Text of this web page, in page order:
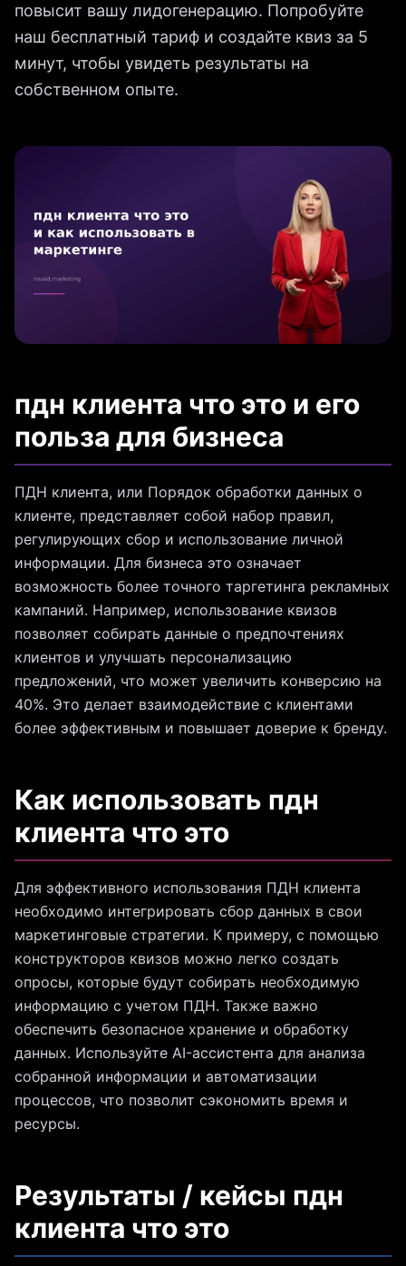
повысит вашу лидогенерацию. Попробуйте
наш бесплатный тариф и создайте квиз за 5
минут, чтобы увидеть результаты на
собственном опыте.
пдн клиента что это и его
польза для бизнеса
ПДН клиента, или Порядок обработки данных о
клиенте, представляет собой набор правил,
регулирующих сбор и использование личной
информации. Для бизнеса это означает
возможность более точного таргетинга рекламных
кампаний. Например, использование квизов
позволяет собирать данные о предпочтениях
клиентов и улучшать персонализацию
предложений, что может увеличить конверсию на
40%. Это делает взаимодействие с клиентами
более эффективным и повышает доверие к бренду.
Как использовать пдн
клиента что это
Для эффективного использования ПДН клиента
необходимо интегрировать сбор данных в свои
маркетинговые стратегии. К примеру, с помощью
конструкторов квизов можно легко создать
опросы, которые будут собирать необходимую
информацию с учетом ПДН. Также важно
обеспечить безопасное хранение и обработку
данных. Используйте AI-ассистента для анализа
собранной информации и автоматизации
процессов, что позволит сэкономить время и
ресурсы.
Результаты / кейсы пдн
клиента что это